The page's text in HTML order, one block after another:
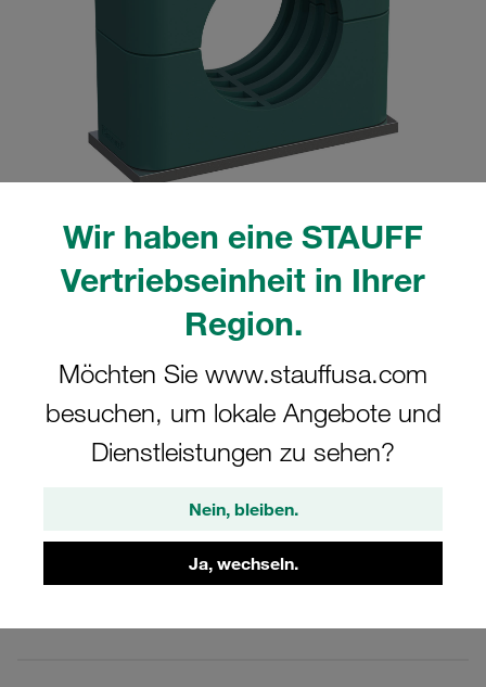
Wir haben eine STAUFF
Vertriebseinheit in Ihrer
Region.
Möchten Sie www.stauffusa.com
besuchen, um lokale Angebote und
Dienstleistungen zu sehen?
Nein, bleiben.
Ja, wechseln.
tatsächlichen Produkt abweichen.
Mehr anzeigen
Komplettschelle Standard-Baureihe Gr.
2 Ø16mm Polypropylen W3 gerippt, mit
Vorspannung Anschweißpl., kurz
Deckpl., AS-Schraube
SP-216-PP-DP-AS-M-W3
STAUFF Materialnr. 1110000840